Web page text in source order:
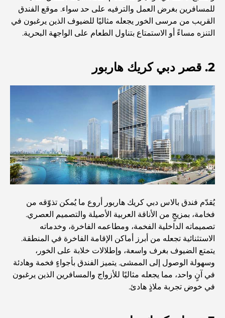
أغلى مدارس جيمس في دبي: دليل شامل للآباء
أفضل المطاعم الهندية في دبي: رحلة طهي
اكتشف ممشى نخلة جميرا: جولة بين الفخامة والإطلالات الخلابة
أفضل المناطق للسكن في دبي مع العائلة: اكتشف أفضل
الخيارات
فنادق الخمس نجوم في دبي: فخامة لا مثيل لها لكل مسافر
أشياء يمكنك القيام بها في وسط مدينة دبي: دليلك الشامل
أفضل أماكن الإفطار في دبي: أفضل 7 أماكن لا تُضاهى لتجربة
إفطار رمضاني لا يُنسى
للمسافرين بغرض العمل والترفيه على حد سواء. موقع الفندق
القريب من مرسى الخور يجعله مثاليًا للضيوف الذين يرغبون في
التنزه مساءً أو الاستمتاع بتناول الطعام على الواجهة البحرية.
2. قصر دبي كريك هاربور
يُقدّم فندق بالاس دبي كريك هاربور أروع ما يُمكن تذوّقه من
فخامة، بمزيجٍ من الأناقة العربية الأصيلة والتصميم العصري.
تصميماته الداخلية الفخمة، ومطاعمه الفاخرة، وخدماته
الاستثنائية تجعله من أبرز أماكن الإقامة الفاخرة في المنطقة.
يتمتع الضيوف بغرف واسعة، وإطلالات خلابة على الخور،
وسهولة الوصول إلى الممشى. يتميز الفندق بأجواءٍ فخمة وهادئة
في آنٍ واحد، مما يجعله مثاليًا للأزواج والمسافرين الذين يرغبون
في خوض تجربة ملاذٍ هادئ.